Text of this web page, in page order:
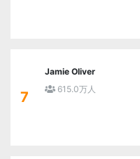
7
Jamie Oliver
615.0万人